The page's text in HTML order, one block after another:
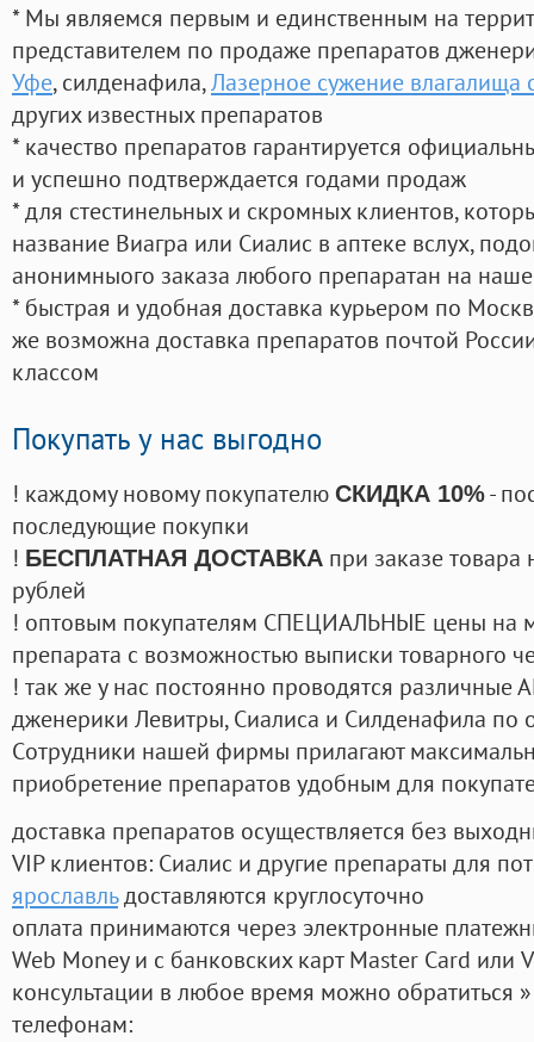
* Мы являемся первым и единственным на
представителем по продаже препаратов
Уфе, силденафила,Лазерное сужение влагалища
других известных препаратов
* качество препаратов гарантируется
и успешно подтверждается годами продаж
* для стестинельных и скромных клиентов,
название Виагра или Сиалис в аптеке вслух,
анонимныого заказа любого препаратан на
* быстрая и удобная доставка курьером по
же возможна доставка препаратов почтой
классом
Покупать у нас выгодно
! каждому новому покупателю СКИДКА 10%-
последующие покупки
! БЕСПЛАТНАЯ ДОСТАВКА при заказе
рублей
! оптовым покупателям СПЕЦИАЛЬНЫЕ цены на
препарата с возможностью выписки товарного
! так же у нас постоянно проводятся
дженерики Левитры, Сиалиса и Силденафила по
Cотрудники нашей фирмы прилагают
приобретение препаратов удобным для
доставка препаратов осуществляется без
VIP клиентов: Сиалис и другие препараты для
ярославльдоставляются круглосуточно
оплата принимаются через электронные
Web Money и с банковских карт Master Card или
консультации в любое время можно обратиться
телефонам: